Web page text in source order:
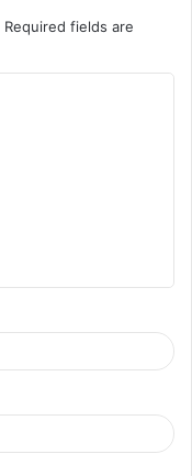
Required fields are